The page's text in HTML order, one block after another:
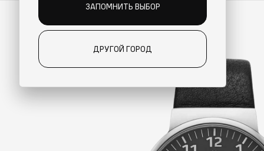
ЗАПОМНИТЬ ВЫБОР
ДРУГОЙ ГОРОД